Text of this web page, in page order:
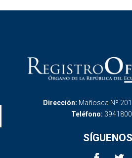
Dirección: Mañosca Nº
Teléfono:
SÍGUENOS